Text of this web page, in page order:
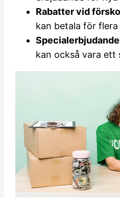
Rabatter vid
kan betala för
kan också vara ett